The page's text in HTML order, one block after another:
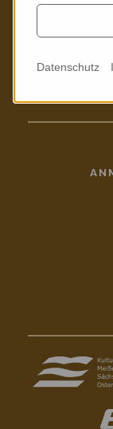
Datenschutz